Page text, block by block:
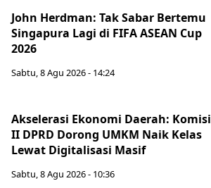
John Herdman: Tak Sabar Bertemu
Singapura Lagi di FIFA ASEAN Cup
2026
Sabtu, 8 Agu 2026 - 14:24
Akselerasi Ekonomi Daerah: Komisi
II DPRD Dorong UMKM Naik Kelas
Lewat Digitalisasi Masif
Sabtu, 8 Agu 2026 - 10:36